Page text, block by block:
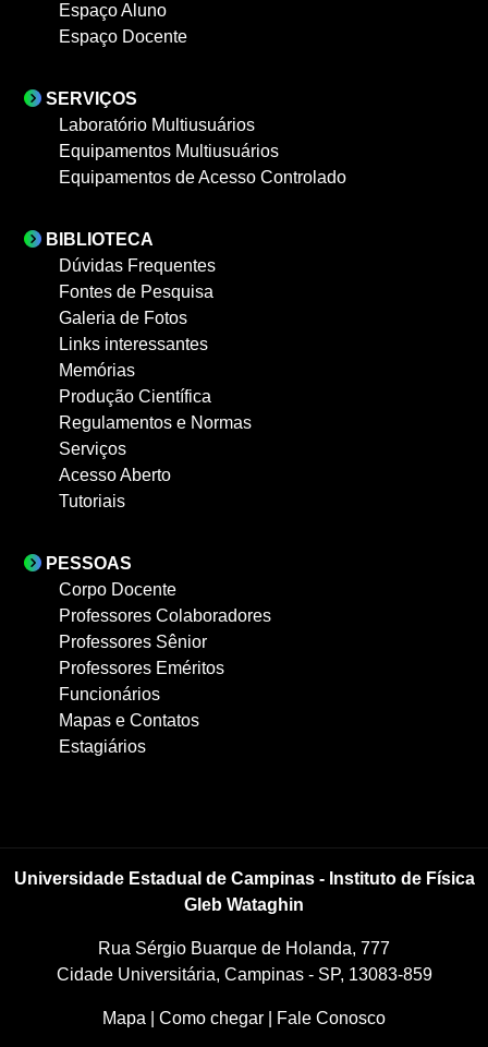
Espaço Aluno
Espaço Docente
SERVIÇOS
Laboratório Multiusuários
Equipamentos Multiusuários
Equipamentos de Acesso Controlado
BIBLIOTECA
Dúvidas Frequentes
Fontes de Pesquisa
Galeria de Fotos
Links interessantes
Memórias
Produção Científica
Regulamentos e Normas
Serviços
Acesso Aberto
Tutoriais
PESSOAS
Corpo Docente
Professores Colaboradores
Professores Sênior
Professores Eméritos
Funcionários
Mapas e Contatos
Estagiários
Universidade Estadual de Campinas - Instituto de Física
Gleb Wataghin
Rua Sérgio Buarque de Holanda, 777
Cidade Universitária, Campinas - SP, 13083-859
Mapa Como chegar Fale Conosco